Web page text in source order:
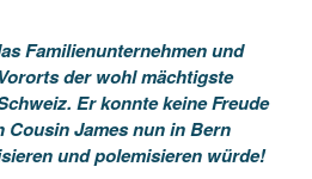
Familienunternehmen und
der wohl mächtigste
Er konnte keine Freude
Cousin James nun in Bern
und polemisieren würde!